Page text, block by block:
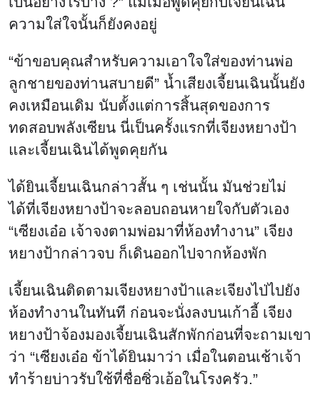
ความใส่ใจนั้นก็ยังคงอยู่
“ข้าขอบคุณสำหรับความเอาใจใส่ของท่านพ่อ
ลูกชายของท่านสบายดี” น้ำเสียงเจี้ยนเฉินนั้นยัง
คงเหมือนเดิม นับตั้งแต่การสิ้นสุดของการ
ทดสอบพลังเซียน นี่เป็นครั้งแรกที่เจียงหยางป้า
และเจี้ยนเฉินได้พูดคุยกัน
ได้ยินเจี้ยนเฉินกล่าวสั้น ๆ เช่นนั้น มันช่วยไม่
ได้ที่เจียงหยางป้าจะลอบถอนหายใจกับตัวเอง
“เซียงเอ๋อ เจ้าจงตามพ่อมาที่ห้องทำงาน” เจียง
หยางป้ากล่าวจบ ก็เดินออกไปจากห้องพัก
เจี้ยนเฉินติดตามเจียงหยางป้าและเจียงไป่ไปยัง
ห้องทำงานในทันที ก่อนจะนั่งลงบนเก้าอี้ เจียง
หยางป้าจ้องมองเจี้ยนเฉินสักพักก่อนที่จะถามเขา
ว่า “เซียงเอ๋อ ข้าได้ยินมาว่า เมื่อในตอนเช้าเจ้า
ทำร้ายบ่าวรับใช้ที่ชื่อซิ่วเอ้อในโรงครัว.”